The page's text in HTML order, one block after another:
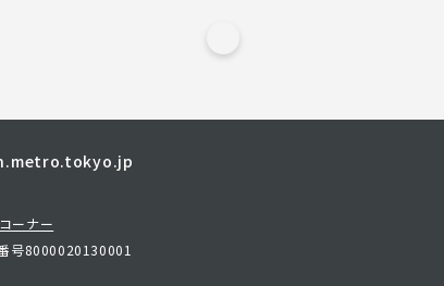
ーナー
号8000020130001